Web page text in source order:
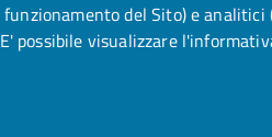
del Sito) e
E' possibile visualizzare